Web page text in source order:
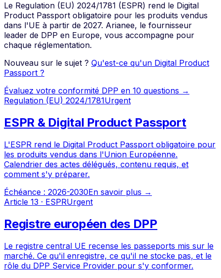
Le Regulation (EU) 2024/1781 (ESPR) rend le Digital
Product Passport obligatoire pour les produits vendus
dans l'UE à partir de 2027. Arianee, le fournisseur
leader de DPP en Europe, vous accompagne pour
chaque réglementation.
Nouveau sur le sujet ? Qu'est-ce qu'un Digital Product
Passport ?
Évaluez votre conformité DPP en 10 questions →
Regulation (EU) 2024/1781Urgent
ESPR & Digital Product Passport
L'ESPR rend le Digital Product Passport obligatoire pour
les produits vendus dans l'Union Européenne.
Calendrier des actes délégués, contenu requis, et
comment s'y préparer.
Échéance : 2026-2030En savoir plus →
Article 13 · ESPRUrgent
Registre européen des DPP
Le registre central UE recense les passeports mis sur le
marché. Ce qu'il enregistre, ce qu'il ne stocke pas, et le
rôle du DPP Service Provider pour s'y conformer.